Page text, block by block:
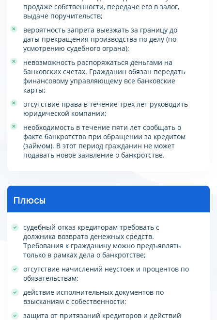
продаже собственности, передаче его в залог,
выдаче поручительств;
вероятность запрета выезжать за границу до
даты прекращения производства по делу (по
усмотрению судебного ограна);
невозможность распоряжаться деньгами на
банковских счетах. Гражданин обязан передать
финансовому управляющему все банковские
карты;
отсутствие права в течение трех лет руководить
юридической компании;
необходимость в течение пяти лет сообщать о
факте банкротства при обращении за кредитом
(займом). В этот период гражданин не может
подавать новое заявление о банкротстве.
Плюсы
судебный отказ кредиторам требовать с
должника возврата денежных средств.
Требования к гражданину можно предъявлять
только в рамках дела о банкротстве;
отсутствие начислений неустоек и процентов по
обязательствам;
действие исполнительных документов по
взысканиям с собественности;
защита от притязаний кредиторов и действий